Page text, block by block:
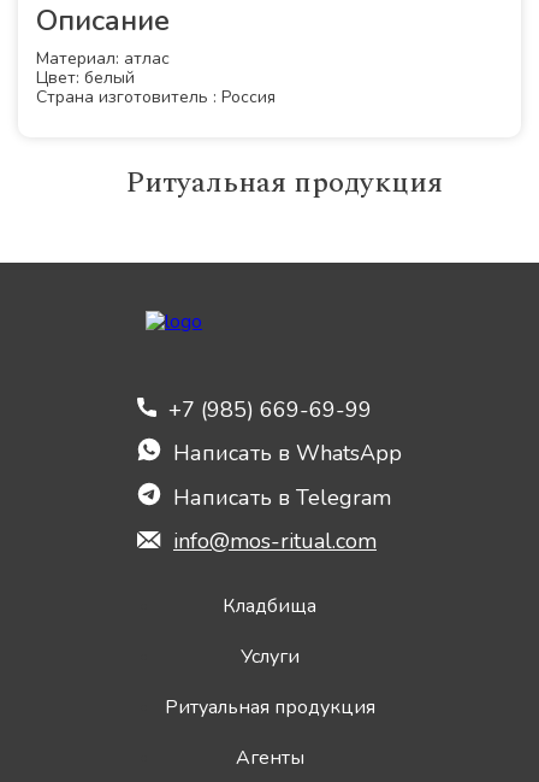
Описание
Материал: атлас
Цвет: белый
Страна изготовитель : Россия
Ритуальная продукция
+7 (985) 669-69-99
Написать в WhatsApp
Написать в Telegram
info@mos-ritual.com
Кладбища
Услуги
Ритуальная продукция
Агенты